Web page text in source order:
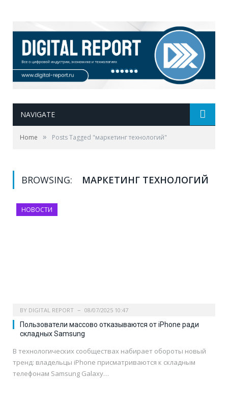
NAVIGATE
Home » Posts Tagged "маркетинг технологий"
BROWSING: МАРКЕТИНГ ТЕХНОЛОГИЙ
НОВОСТИ
BY DIGITAL REPORT 08/07/2025 10:47
Пользователи массово отказываются от iPhone ради
складных Samsung
В технологических сообществах набирает обороты новый
тренд: владельцы iPhone присматриваются к складным
телефонам Samsung Galaxy…